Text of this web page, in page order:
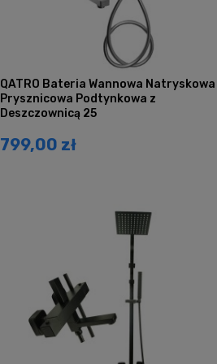
QATRO Bateria Wannowa Natryskowa
Prysznicowa Podtynkowa z
Deszczownicą 25
799,00 zł